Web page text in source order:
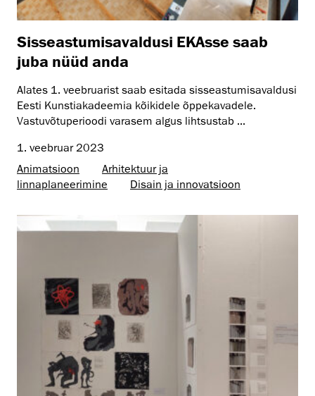
Sisseastumisavaldusi EKAsse saab
juba nüüd anda
Alates 1. veebruarist saab esitada sisseastumisavaldusi
Eesti Kunstiakadeemia kõikidele õppekavadele.
Vastuvõtuperioodi varasem algus lihtsustab ...
1. veebruar 2023
Animatsioon
Arhitektuur ja
linnaplaneerimine
Disain ja innovatsioon